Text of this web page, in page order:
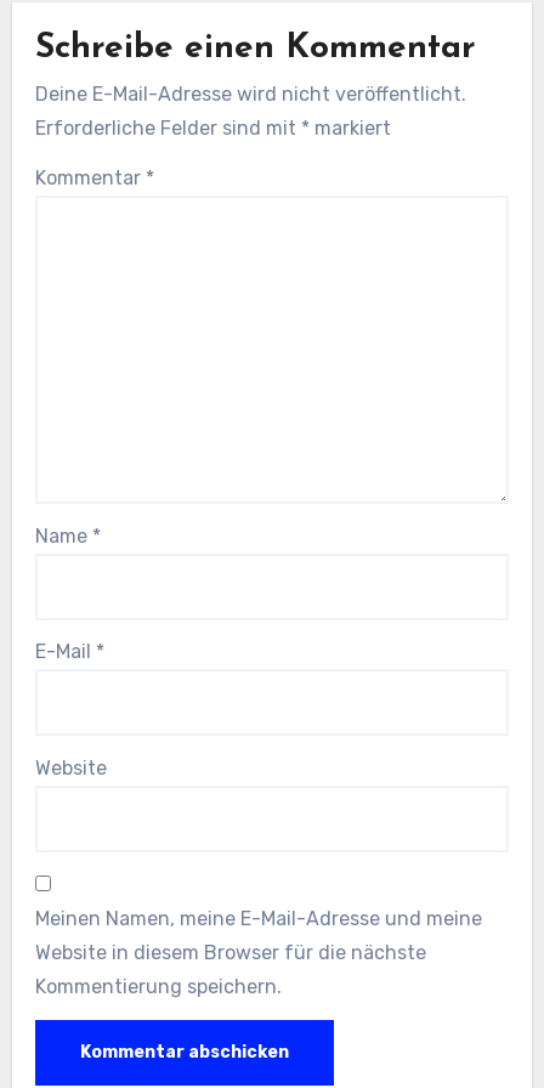
Schreibe einen Kommentar
Deine E-Mail-Adresse wird nicht veröffentlicht.
Erforderliche Felder sind mit * markiert
Kommentar *
Name *
E-Mail *
Website
Meinen Namen, meine E-Mail-Adresse und meine
Website in diesem Browser für die nächste
Kommentierung speichern.